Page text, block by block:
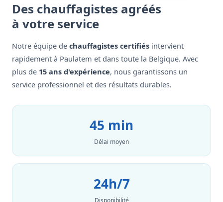
Des chauffagistes agréés
à votre service
Notre équipe de chauffagistes certifiés intervient
rapidement à Paulatem et dans toute la Belgique. Avec
plus de 15 ans d'expérience, nous garantissons un
service professionnel et des résultats durables.
45 min
Délai moyen
24h/7
Disponibilité